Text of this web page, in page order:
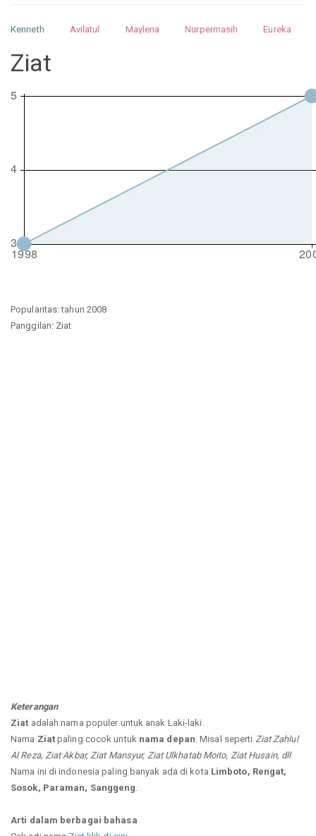
Kenneth Avilatul Maylena Nurpermasih
Eureka
Nurhilman
Ziat
Popularitas: tahun 2008
Panggilan: Ziat
Keterangan
Ziat adalah nama populer untuk anak Laki-laki.
Nama Ziatpaling cocok untuk nama depan . Misal seperti Ziat Zahlul
Al Reza, Ziat Akbar, Ziat Mansyur, Ziat Ulkhatab Moito, Ziat Husain, dll
Nama ini di indonesia paling banyak ada di kota Limboto, Rengat,
Sosok, Paraman, Sanggeng
Arti dalam berbagai bahasa